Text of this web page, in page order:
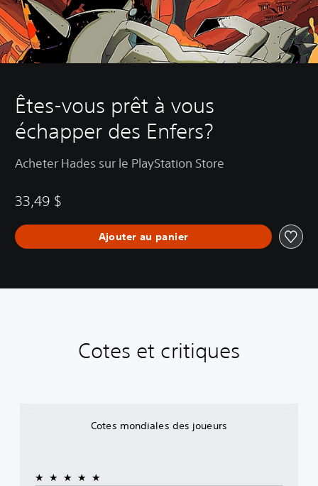
Êtes-vous prêt à vous
échapper des Enfers?
Acheter Hades sur le PlayStation Store
33,49 $
Ajouter au panier
Cotes et critiques
Cotes mondiales des joueurs
★★★★★